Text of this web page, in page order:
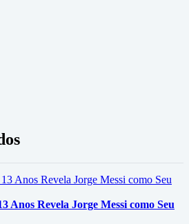
Anos Revela Jorge Messi como Seu